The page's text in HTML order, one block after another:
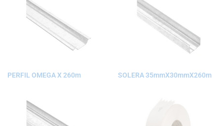
PERFIL OMEGA X 260m SOLERA 35mmX30mmX260m